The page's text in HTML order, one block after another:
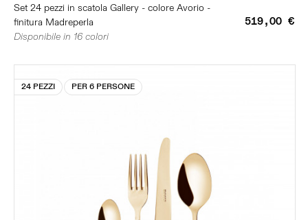
Set 24 pezzi in scatola Gallery - colore Avorio -
finitura Madreperla
519,00 €
Disponibile in 16 colori
24 PEZZI PER 6 PERSONE